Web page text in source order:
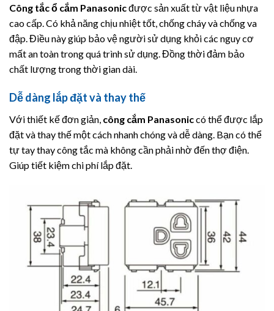
Công tắc ổ cắm Panasonicđược sản xuất từ vật liệu nhựa
cao cấp. Có khả năng chịu nhiệt tốt, chống cháy và chống va
đập. Điều này giúp bảo vệ người sử dụng khỏi các nguy cơ
mất an toàn trong quá trình sử dụng. Đồng thời đảm bảo
chất lượng trong thời gian dài.
Dễ dàng lắp đặt và thay thế
Với thiết kế đơn giản, công cắm Panasoniccó thể được lắp
đặt và thay thế một cách nhanh chóng và dễ dàng. Bạn có thể
tự tay thay công tắc mà không cần phải nhờ đến thợ điện.
Giúp tiết kiệm chi phí lắp đặt.